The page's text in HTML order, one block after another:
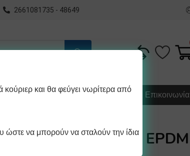
2661081735 - 48649
Ψυγείου Κατασκευή Οδηγίες Επικοινωνία
28.25×2.62mm EPDM
και θα φεύγει νωρίτερα από
να μπορούν να σταλούν την ίδια